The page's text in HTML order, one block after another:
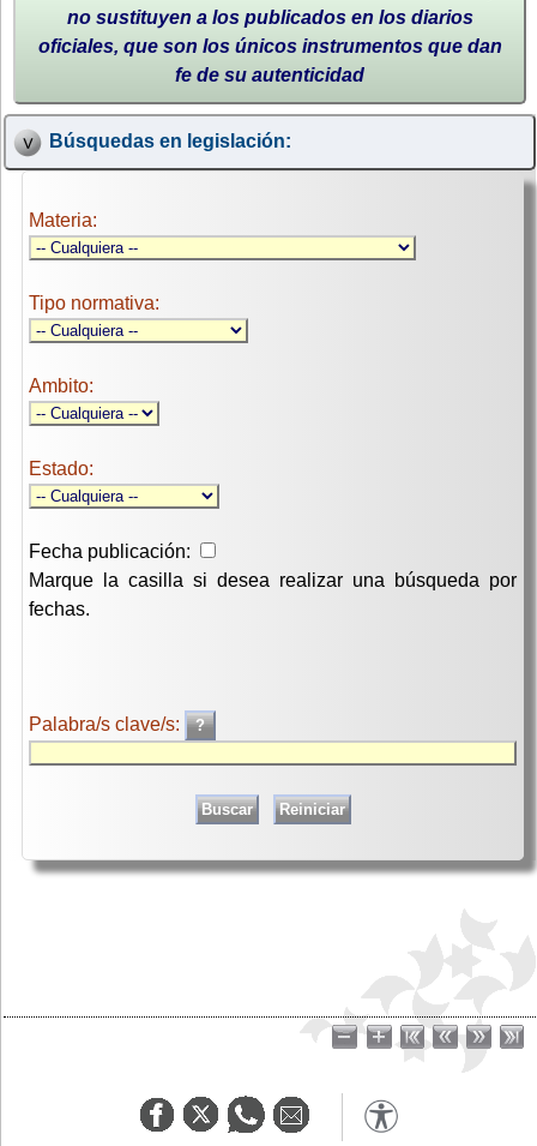
no sustituyen a los publicados en los diarios
oficiales, que son los únicos instrumentos que dan
fe de su autenticidad
Búsquedas en legislación:
Materia:
Tipo normativa:
Ambito:
Estado:
Fecha publicación:
Marque la casilla si desea realizar una búsqueda por
fechas.
Palabra/s clave/s: